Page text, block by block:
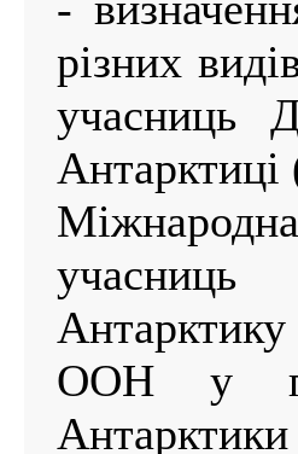
різних
учасниць
Антарктику
ООН у